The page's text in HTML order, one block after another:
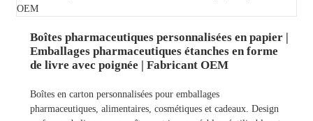
Boîtes pharmaceutiques personnalisées en papier |
Emballages pharmaceutiques étanches en forme
de livre avec poignée | Fabricant OEM
Boîtes en carton personnalisées pour emballages
pharmaceutiques, alimentaires, cosmétiques et cadeaux. Design